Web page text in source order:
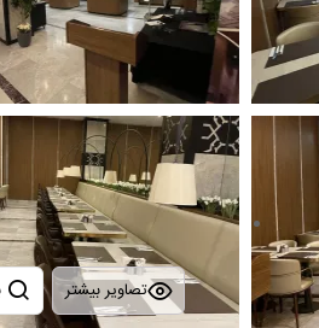
تصاویر بیشتر